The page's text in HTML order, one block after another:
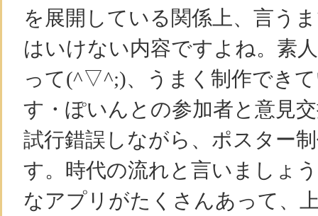
を展開している関係上、言う
はいけない内容ですよね。素
って(^▽^;)、うまく制作でき
す・ぽいんとの参加者と意見
試行錯誤しながら、ポスター
す。時代の流れと言いましょ
なアプリがたくさんあって、